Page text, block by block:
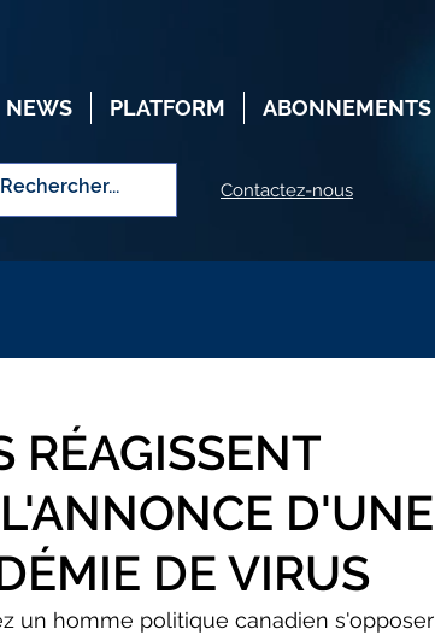
NEWS PLATFORM ABONNEMENTS
Contactez-nous
RÉAGISSENT
D'UNE
DE VIRUS
un homme politique canadien s'opposer